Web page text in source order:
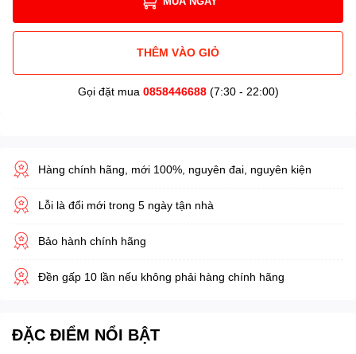
THÊM VÀO GIỎ
Gọi đặt mua 0858446688(7:30 - 22:00)
Hàng chính hãng, mới 100%, nguyên đai, nguyên kiện
Lỗi là đổi mới trong 5 ngày tận nhà
Bảo hành chính hãng
Đền gấp 10 lần nếu không phải hàng chính hãng
ĐẶC ĐIỂM NỔI BẬT